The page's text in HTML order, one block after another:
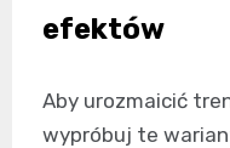
efektów
Aby urozmaicić
wypróbuj te